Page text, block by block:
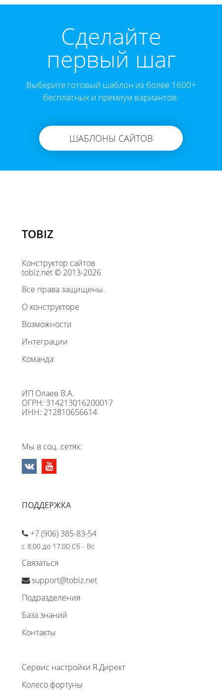
Cделайте
первый шаг
Выберите готовый шаблон из более 1600+
бесплатных и премиум вариантов.
ШАБЛОНЫ САЙТОВ
TOBIZ
Конструктор сайтов
tobiz.net © 2013-2026
Все права защищены.
О конструкторе
Возможности
Интеграции
Команда
ИП Олаев В.А.
ОГРН: 314213016200017
ИНН: 212810656614
Мы в соц. сетях:
ПОДДЕРЖКА
+7 (906) 385-83-54
с 8:00 до 17:00 Сб - Вс
Связаться
support@tobiz.net
Подразделения
База знаний
Контакты
Сервис настройки Я.Директ
Колесо фортуны